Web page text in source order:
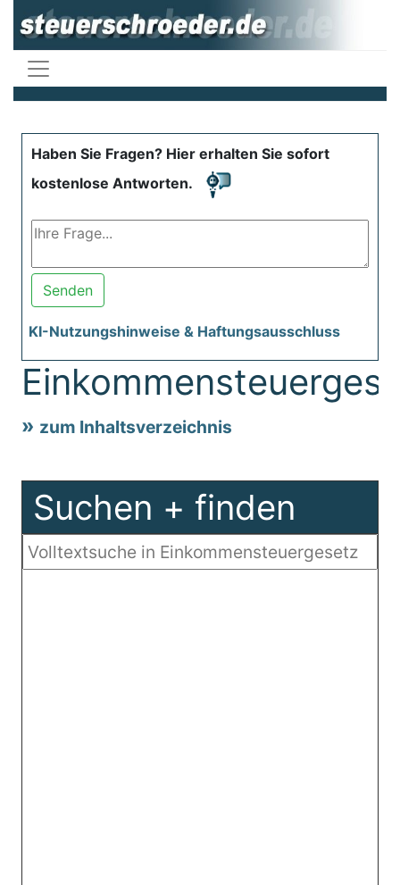
Haben Sie Fragen? Hier erhalten Sie sofort
kostenlose Antworten.
Senden
KI-Nutzungshinweise & Haftungsausschluss
zum Inhaltsverzeichnis
Suchen + finden